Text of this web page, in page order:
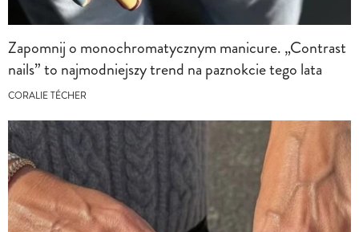
Zapomnij o monochromatycznym manicure. „Contrast
nails” to najmodniejszy trend na paznokcie tego lata
CORALIE TÉCHER